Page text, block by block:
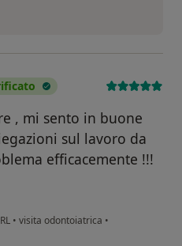
, mi sento in buone
sul lavoro da
efficacemente !!!
• visita odontoiatrica •